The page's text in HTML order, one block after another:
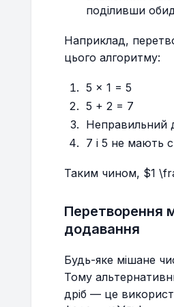
поділивши
Наприклад,
цього алгоритму:
5 × 1 = 5
5 + 2 = 7
Неправильний
7 і 5 не мають
Таким чином, $1
Перетворення
додавання
Будь-яке мішане
Тому
дріб — це